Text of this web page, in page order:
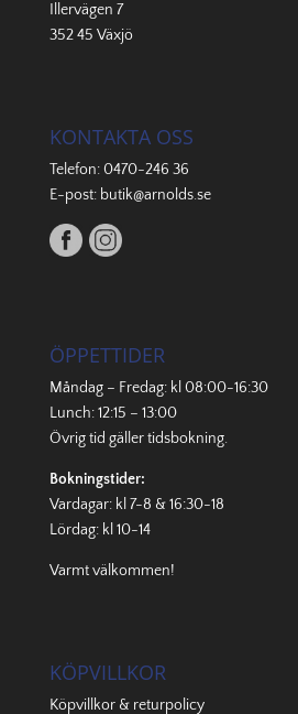
Illervägen 7
352 45 Växjö
KONTAKTA OSS
Telefon:0470-246 36
E-post: butik@arnolds.se
ÖPPETTIDER
Måndag – Fredag: kl 08:00-16:30
Lunch: 12:15 – 13:00
Övrig tid gällertidsbokning.
Bokningstider:
Vardagar: kl 7-8 & 16:30-18
Lördag: kl 10-14
Varmt välkommen!
KÖPVILLKOR
Köpvillkor & returpolicy